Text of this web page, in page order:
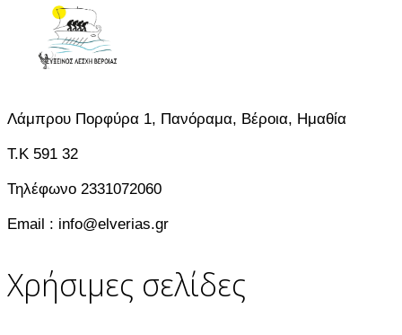
Λάμπρου Πορφύρα 1, Πανόραμα, Βέροια, Ημαθία
T.K 591 32
Τηλέφωνο 2331072060
Email : info@elverias.gr
Χρήσιμες σελίδες